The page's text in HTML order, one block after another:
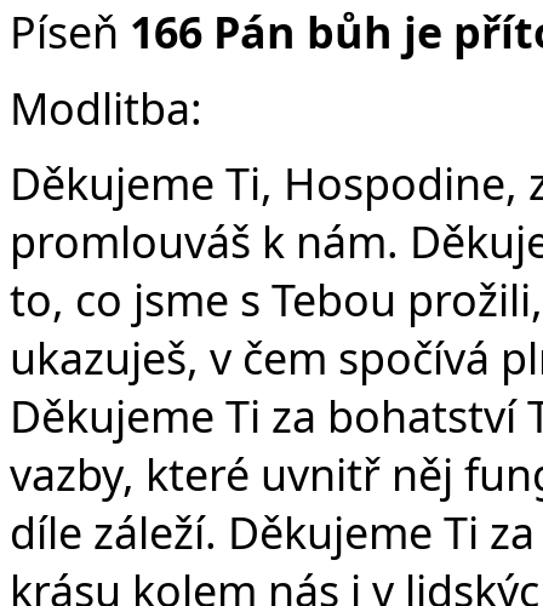
Píseň 166 Pán bůh je
Modlitba:
Děkujeme Ti, Hospodine,
promlouváš k nám.
to, co jsme s Tebou
ukazuješ, v čem spočívá
Děkujeme Ti za bohatství
vazby, které uvnitř něj
díle záleží. Děkujeme Ti
krásu kolem nás i v